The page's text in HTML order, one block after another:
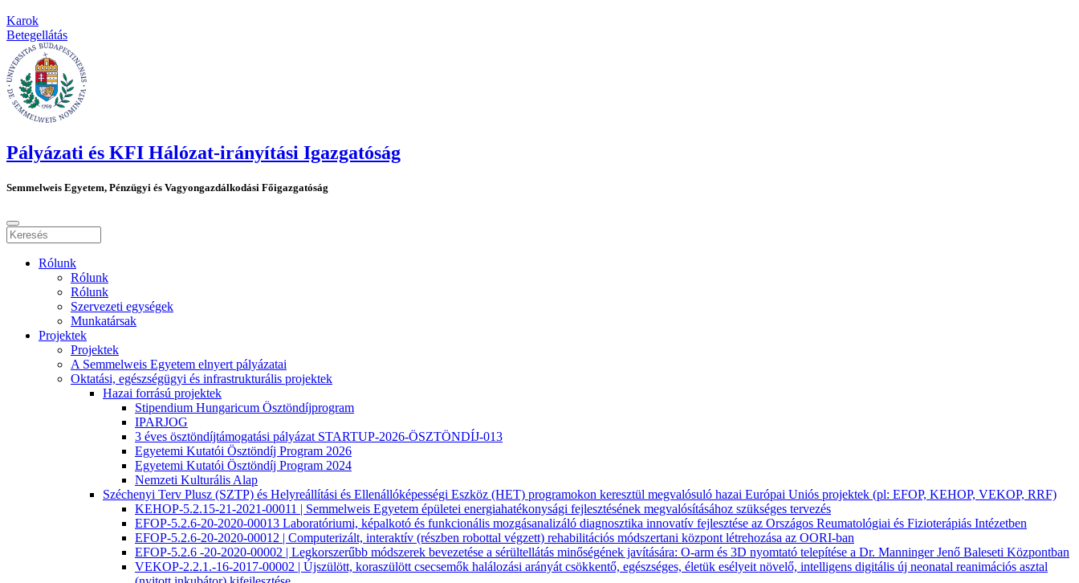
Karok
Betegellátás
Pályázati és KFI Hálózat-irányítási Igazgatóság
Semmelweis Egyetem, Pénzügyi és Vagyongazdálkodási Főigazgatóság
Rólunk
Rólunk
Rólunk
Szervezeti egységek
Munkatársak
Projektek
Projektek
A Semmelweis Egyetem elnyert pályázatai
Oktatási, egészségügyi és infrastrukturális projektek
Hazai forrású projektek
Stipendium Hungaricum Ösztöndíjprogram
IPARJOG
3 éves ösztöndíjtámogatási pályázat STARTUP-2026-ÖSZTÖNDÍJ-013
Egyetemi Kutatói Ösztöndíj Program 2026
Egyetemi Kutatói Ösztöndíj Program 2024
Nemzeti Kulturális Alap
Széchenyi Terv Plusz (SZTP) és Helyreállítási és Ellenállóképességi Eszköz (HET) programokon keresztül megvalósuló hazai Európai Uniós projektek (pl: EFOP, KEHOP, VEKOP, RRF)
KEHOP-5.2.15-21-2021-00011 | Semmelweis Egyetem épületei energiahatékonysági fejlesztésének megvalósításához szükséges tervezés
EFOP-5.2.6-20-2020-00013 Laboratóriumi, képalkotó és funkcionális mozgásanalizáló diagnosztika innovatív fejlesztése az Országos Reumatológiai és Fizioterápiás Intézetben
EFOP-5.2.6-20-2020-00012 | Computerizált, interaktív (részben robottal végzett) rehabilitációs módszertani központ létrehozása az OORI-ban
EFOP-5.2.6 -20-2020-00002 | Legkorszerűbb módszerek bevezetése a sérültellátás minőségének javítására: O-arm és 3D nyomtató telepítése a Dr. Manninger Jenő Baleseti Központban
VEKOP-2.2.1.-16-2017-00002 | Újszülött, koraszülött csecsemők halálozási arányát csökkentő, egészséges, életük esélyeit növelő, intelligens digitális új neonatal reanimációs asztal